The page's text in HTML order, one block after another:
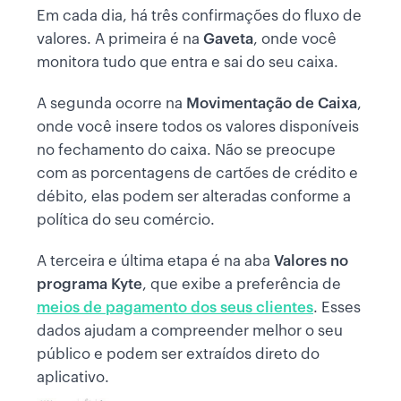
Em cada dia, há três confirmações do fluxo de
valores. A primeira é na Gaveta, onde você
monitora tudo que entra e sai do seu caixa.
A segunda ocorre na Movimentação de Caixa,
onde você insere todos os valores disponíveis
no fechamento do caixa. Não se preocupe
com as porcentagens de cartões de crédito e
débito, elas podem ser alteradas conforme a
política do seu comércio.
A terceira e última etapa é na aba Valores no
programa Kyte, que exibe a preferência de
meios de pagamento dos seus clientes. Esses
dados ajudam a compreender melhor o seu
público e podem ser extraídos direto do
aplicativo.